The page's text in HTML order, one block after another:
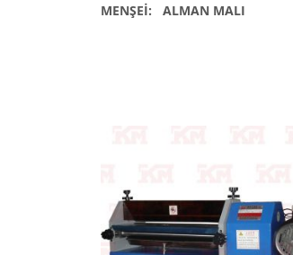
MENŞEİ: ALMAN MALI